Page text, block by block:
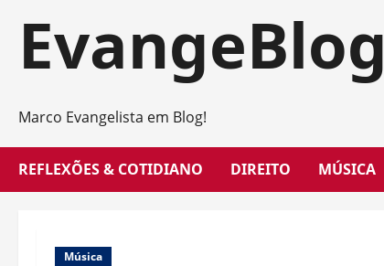
contentEvangeBlog
Marco Evangelista em Blog!
REFLEXÕES & COTIDIANO DIREITO MÚSICA
Música